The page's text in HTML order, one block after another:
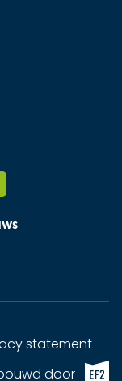
statement
doorEF2